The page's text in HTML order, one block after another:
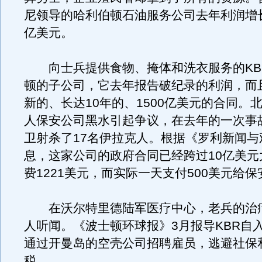
尼领导的哈利伯顿石油服务公司去年利润
亿美元。
向士兵提供食物、掩体和洗衣服务的
顿的子公司，它去年报告破纪录的利润，而
新的、长达10年的、1500亿美元的合同。
人保安公司黑水引起争议，在去年的一次事
卫射杀了17名伊拉克人。根据《罗利新闻
息，这家公司的政府合同已经跨过10亿美
费1221美元，而实际一天支付500美元给保
在沃尔特里德陆军医疗中心，老兵的治
人听闻。《波士顿环球报》3月报导KBR自
通过开曼岛的空壳公司招聘雇员，逃避社保